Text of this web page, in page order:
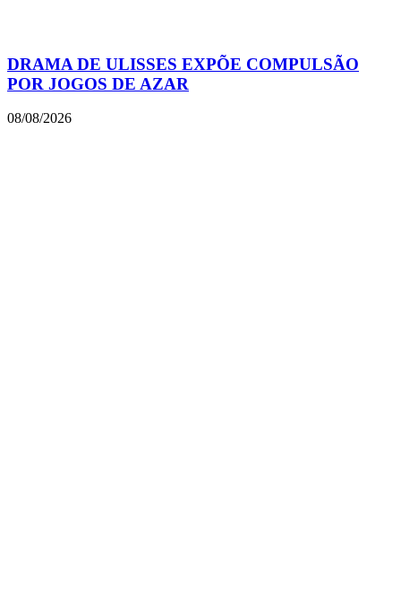
DRAMA DE ULISSES EXPÕE COMPULSÃO
POR JOGOS DE AZAR
08/08/2026